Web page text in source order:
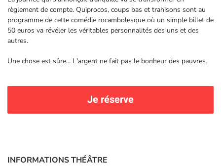
règlement de compte. Quiprocos, coups bas et trahisons sont au
programme de cette comédie rocambolesque où un simple billet de
50 euros va révéler les véritables personnalités des uns et des
autres.
Une chose est sûre... L'argent ne fait pas le bonheur des pauvres.
Je réserve
INFORMATIONS THÉÂTRE